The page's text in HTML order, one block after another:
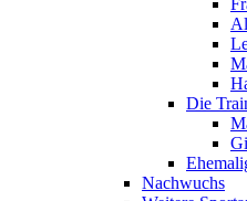
Die
Nachwuchs